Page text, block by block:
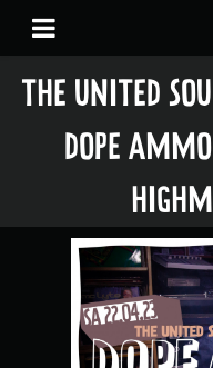
THE UNITED
DOPE